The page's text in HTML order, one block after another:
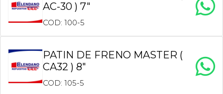
AC-30 ) 7″
COD: 100-5
PATIN DE FRENO MASTER (
CA32 ) 8″
COD: 105-5